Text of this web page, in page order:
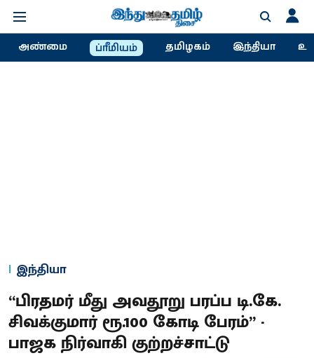
அண்மை ப்ரீமியம் தமிழகம் இந்தியா
இந்தியா
“பிரதமர் மீது அவதூறு பரப்ப டி.கே.
சிவக்குமார் ரூ.100 கோடி பேரம்” -
பாஜக நிர்வாகி குற்றச்சாட்டு